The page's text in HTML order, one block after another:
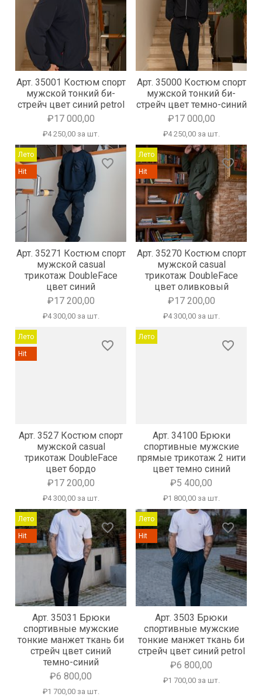
Арт. 35001 Костюм спорт
мужской тонкий би-
стрейч цвет синий petrol
₽17 000,00
₽4 250,00 за шт.
Арт. 35000 Костюм спорт
мужской тонкий би-
стрейч цвет темно-синий
₽17 000,00
₽4 250,00 за шт.
favorite_border
Лето
Hit
Арт. 35271 Костюм спорт
мужской casual
трикотаж DoubleFace
цвет синий
₽17 200,00
₽4 300,00 за шт.
favorite_border
Лето
Hit
Арт. 35270 Костюм спорт
мужской casual
трикотаж DoubleFace
цвет оливковый
₽17 200,00
₽4 300,00 за шт.
favorite_border
Лето
Hit
Арт. 3527 Костюм спорт
мужской casual
трикотаж DoubleFace
цвет бордо
₽17 200,00
₽4 300,00 за шт.
favorite_border
Лето
Арт. 34100 Брюки
спортивные мужские
прямые трикотаж 2 нити
цвет темно синий
₽5 400,00
₽1 800,00 за шт.
favorite_border
Лето
Hit
Арт. 35031 Брюки
спортивные мужские
тонкие манжет ткань би
стрейч цвет синий
темно-синий
₽6 800,00
₽1 700,00 за шт.
favorite_border
Лето
Hit
Арт. 3503 Брюки
спортивные мужские
тонкие манжет ткань би
стрейч цвет синий petrol
₽6 800,00
₽1 700,00 за шт.